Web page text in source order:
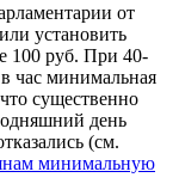
от
установить
100 руб. При 40-
час минимальная
существенно
день
(см.
минимальную